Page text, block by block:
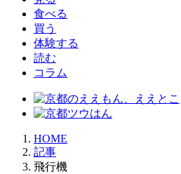
食べる
買う
体験する
読む
コラム
HOME
記事
飛行機